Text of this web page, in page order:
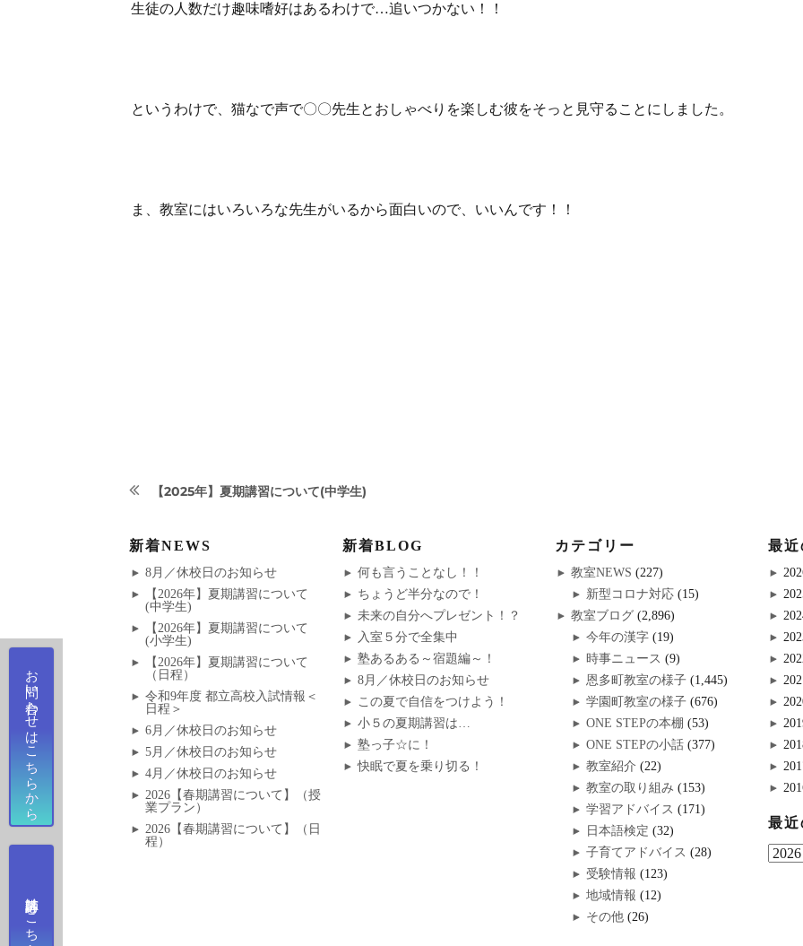
お問い合わせはこちらから
生徒の人数だけ趣味嗜好はあるわけで…追いつかない！！
というわけで、猫なで声で〇〇先生とおしゃべりを楽しむ彼をそっと見守ることにしました。
ま、教室にはいろいろな先生がいるから面白いので、いいんです！！
投
ナ
ビ
ョ
ン
の
稿:
【2025年】夏期講習について(中学生)
新着NEWS
8月／休校日のお知らせ
【2026年】夏期講習について
(中学生)
【2026年】夏期講習について
(小学生)
【2026年】夏期講習について
（日程）
令和9年度 都立高校入試情報＜
日程＞
6月／休校日のお知らせ
5月／休校日のお知らせ
4月／休校日のお知らせ
2026【春期講習について】（授
業プラン）
2026【春期講習について】（日
程）
新着BLOG
何も言うことなし！！
ちょうど半分なので！
未来の自分へプレゼント！？
入室５分で全集中
塾あるある～宿題編～！
8月／休校日のお知らせ
この夏で自信をつけよう！
小５の夏期講習は…
塾っ子☆に！
快眠で夏を乗り切る！
カテゴリー
教室NEWS (227)
新型コロナ対応 (15)
教室ブログ(2,896)
今年の漢字 (19)
時事ニュース (9)
恩多町教室の様子 (1,445)
学園町教室の様子 (676)
ONE STEPの本棚 (53)
ONE STEPの小話 (377)
教室紹介 (22)
教室の取り組み (153)
学習アドバイス (171)
日本語検定 (32)
子育てアドバイス (28)
受験情報 (123)
地域情報 (12)
その他 (26)
最近
最近